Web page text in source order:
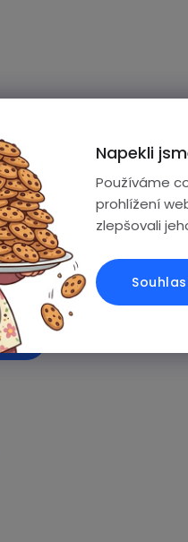
Napekli
Používáme
prohlížení
zlepšovali
5ATM / bluetooth
a špičkovým výkonem